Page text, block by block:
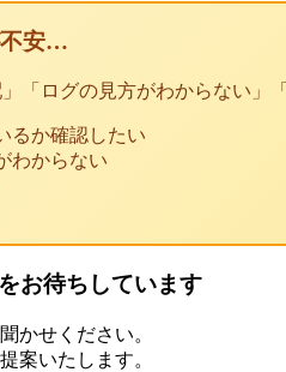
不安…
」「ログの見方がわからない
るか確認したい
わからない
お待ちしています
かせください。
案いたします。